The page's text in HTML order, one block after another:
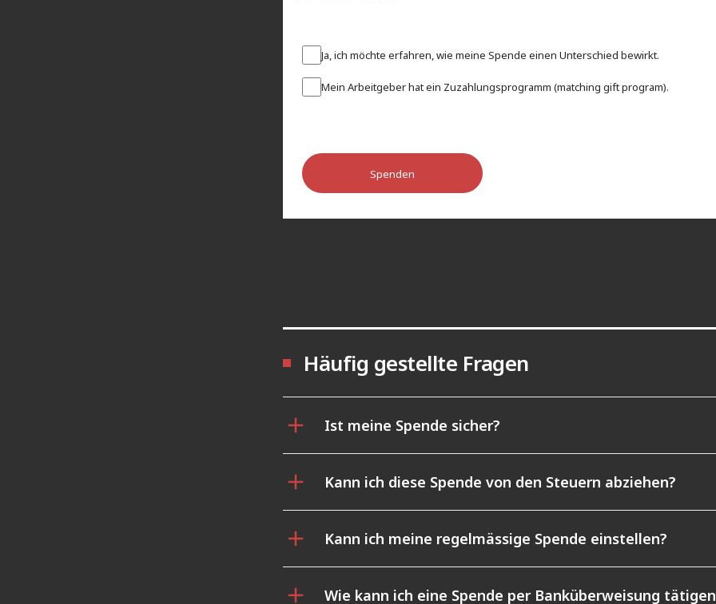
Ja, ich möchte erfahren, wie meine Spende einen Unterschied bewirkt.
Mein Arbeitgeber hat ein Zuzahlungsprogramm (matching gift program).
Spenden
Häufig gestellte Fragen
Ist meine Spende sicher?
Kann ich diese Spende von den Steuern abziehen?
Kann ich meine regelmässige Spende einstellen?
Wie kann ich eine Spende per Banküberweisung